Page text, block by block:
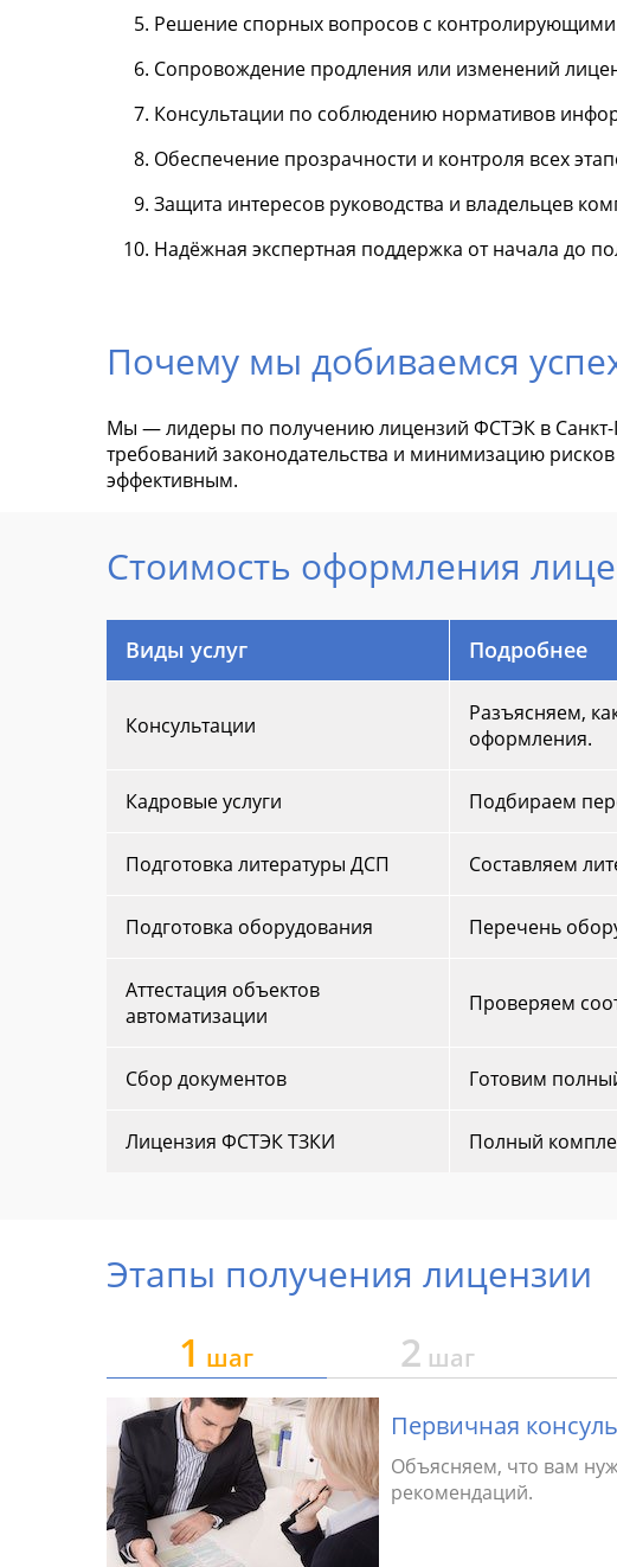
Решение спорных вопросов с
Сопровождение продления или изменений
Консультации по соблюдению нормативов
Обеспечение прозрачности и контроля всех
Защита интересов руководства и владельцев
Надёжная экспертная поддержка от начала до
Почему мы добиваемся
Мы — лидеры по получению лицензий ФСТЭК в
требований законодательства и минимизацию
эффективным.
Стоимость оформления
Виды услуг Подробнее
Консультации
Разъясняем,
оформления.
Кадровые услуги Подбираем
Подготовка литературы ДСП Составляем
Подготовка оборудования Перечень
Аттестация объектов
автоматизации
Проверяем
Сбор документов Готовим
Лицензия ФСТЭК ТЗКИ Полный
Этапы получения лицензии
1 шаг 2 шаг
Первичная
Объясняем, что вам
рекомендаций.